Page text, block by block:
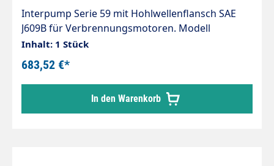
Interpump Serie 59 mit Hohlwellenflansch SAE
J609B für Verbrennungsmotoren. Modell
E3E2520CV Arbeitsdruck: 250 bar Fördermenge:
20 Liter/Minute Eingang: 3/4" IG Ausgang: 3/8
AG/IG Antriebsdrehzahl: 3400 U/min Hohlwelle:
25,4mm / 1" Intergrierter Chemieinjektor DN6/8
mm Manometer Anschluss 1/4" IG
Inhalt: 1 Stück
683,52 €*
In den Warenkorb